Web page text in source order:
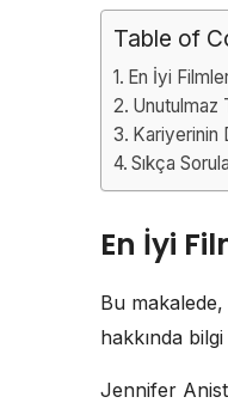
Table of
En İyi
Unutulmaz
Kariyerinin
Sıkça
En İyi
Bu
hakkında
Jennifer